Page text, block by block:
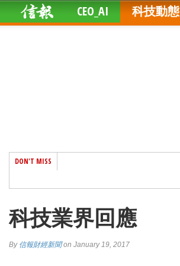
CEO_AI 科技動態
DON'T MISS
科技業界回應
By 信報財經新聞on January 19, 2017